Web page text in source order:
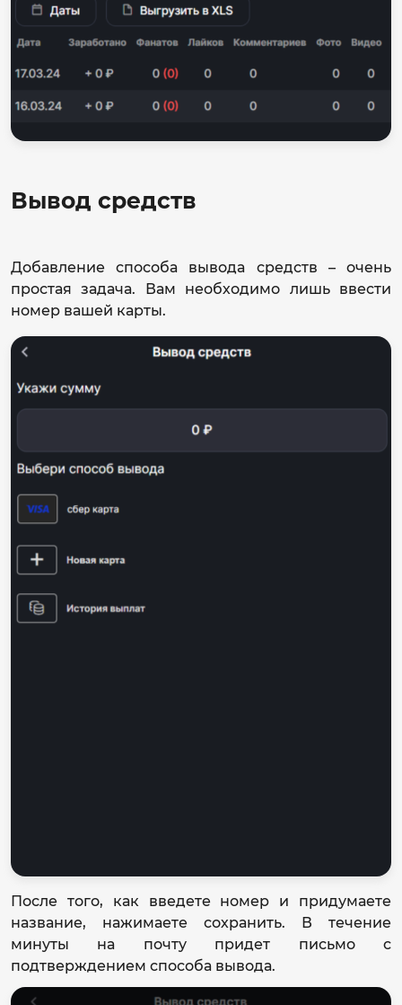
Вывод средств
Добавление способа вывода средств – очень
простая задача. Вам необходимо лишь ввести
номер вашей карты.
После того, как введете номер и придумаете
название, нажимаете сохранить. В течение
минуты на почту придет письмо с
подтверждением способа вывода.